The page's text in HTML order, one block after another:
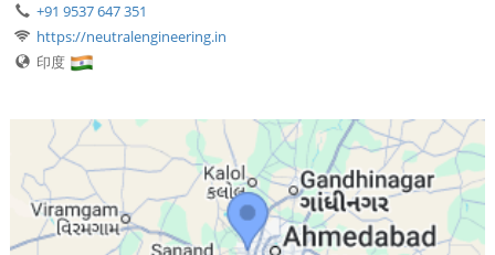
+91 9537 647 351
https://neutralengineering.in
印度